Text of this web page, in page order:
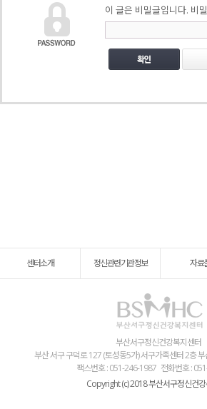
이 글은 비밀글입니다. 비
센터소개 정신관련기관정보 자료
부산서구정신건강복지센터
부산 서구 구덕로 127 (토성동5가) 서구가족센터 2층
팩스번호 : 051-246-1987 전화번호 :
Copyright (c) 2018 부산서구정신건